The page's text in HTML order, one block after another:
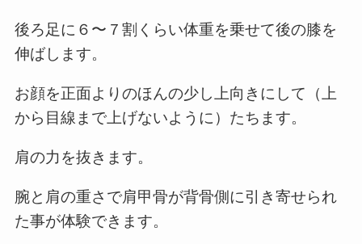
後ろ足に６〜７割くらい体重を乗せて後の膝を
伸ばします。
お顔を正面よりのほんの少し上向きにして（上
から目線まで上げないように）たちます。
肩の力を抜きます。
腕と肩の重さで肩甲骨が背骨側に引き寄せられ
た事が体験できます。